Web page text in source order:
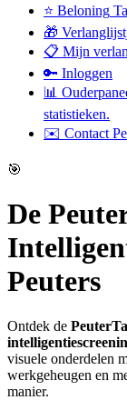
⭐ Beloning
🎁
📋 Mijn
🔑 Inloggen
📊
statistieken.
✉️ Contact
🎯
De
Peuters
Ontdek de
visuele onderdelen
werkgeheugen en
manier.